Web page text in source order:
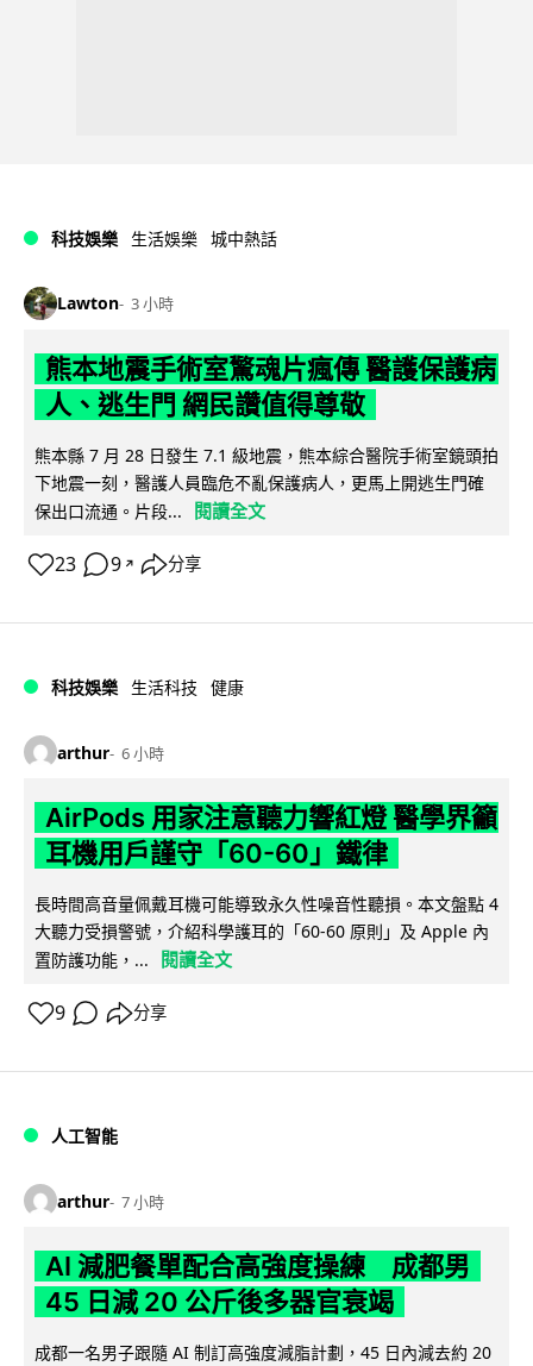
科技娛樂 生活娛樂 城中熱話
Lawton 3 小時
熊本地震手術室驚魂片瘋傳 醫護保護病
人、逃生門 網民讚值得尊敬
熊本縣 7 月 28 日發生 7.1 級地震，熊本綜合醫院手術室鏡頭拍
下地震一刻，醫護人員臨危不亂保護病人，更馬上開逃生門確
保出口流通。片段...
閱讀全文
23 9 ↗ 分享
科技娛樂 生活科技 健康
arthur 6 小時
AirPods 用家注意聽力響紅燈 醫學界籲
耳機用戶謹守「60-60」鐵律
長時間高音量佩戴耳機可能導致永久性噪音性聽損。本文盤點 4
大聽力受損警號，介紹科學護耳的「60-60 原則」及 Apple 內
置防護功能，...
閱讀全文
9 分享
人工智能
arthur 7 小時
AI 減肥餐單配合高強度操練 成都男
45 日減 20 公斤後多器官衰竭
成都一名男子跟隨 AI 制訂高強度減脂計劃，45 日內減去約 20